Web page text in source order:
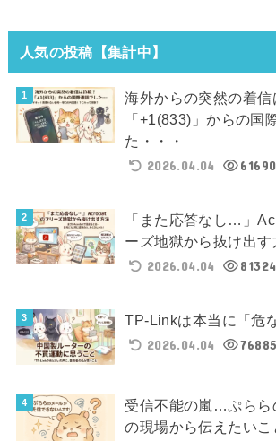
人気の投稿【集計中】
海外からの突然の着信
「+1(833)」からの国
た・・・
2026.04.04
「また応答なし…」
ーズ地獄から抜け出す
2026.04.04
81324
TP-Linkは本当に「危
2026.04.04
76885
受信不能の嵐…ぷらら
の現場から伝えたいこ